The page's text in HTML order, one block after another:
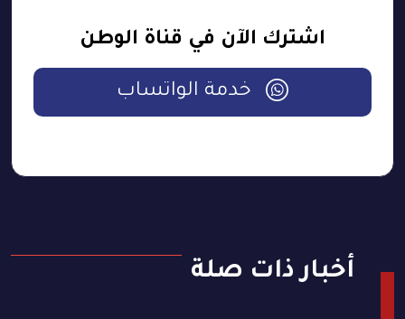
اشترك الآن في قناة الوطن
خدمة الواتساب
أخبار ذات صلة